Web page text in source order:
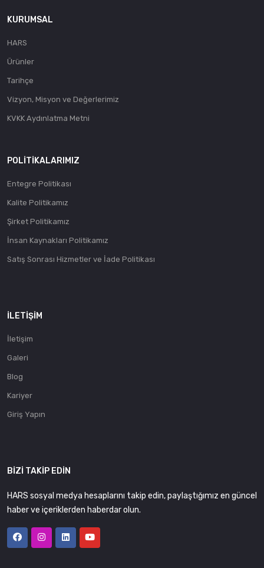
KURUMSAL
HARS
Ürünler
Tarihçe
Vizyon, Misyon ve Değerlerimiz
KVKK Aydınlatma Metni
POLITIKALARIMIZ
Entegre Politikası
Kalite Politikamız
Şirket Politikamız
İnsan Kaynakları Politikamız
Satış Sonrası Hizmetler ve İade Politikası
İLETIŞIM
İletişim
Galeri
Blog
Kariyer
Giriş Yapın
BIZI TAKIP EDIN
HARS sosyal medya hesaplarını takip edin, paylaştığımız en güncel
haber ve içeriklerden haberdar olun.